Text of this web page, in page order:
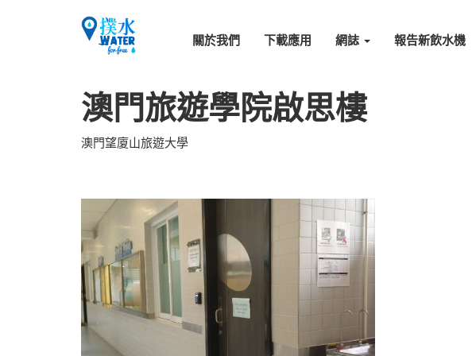
關於我們 下載應用 網誌 報告新飲水機
澳門旅遊學院啟思樓
澳門望廈山旅遊大學